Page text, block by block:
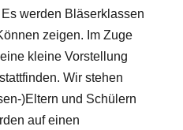
werden Bläserklassen
zeigen. Im Zuge
kleine Vorstellung
Wir stehen
)Eltern und Schülern
auf einen